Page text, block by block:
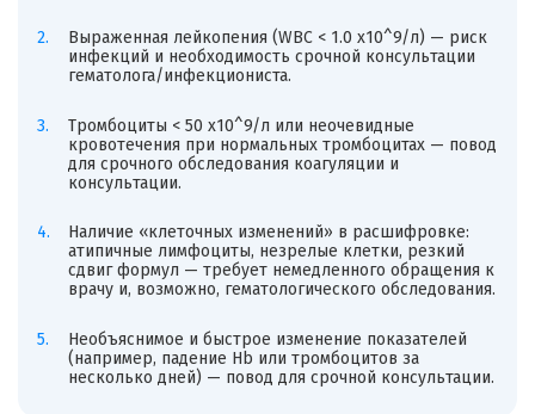
Выраженная лейкопения (WBC < 1.0 x10^9/л) — риск
инфекций и необходимость срочной консультации
гематолога/инфекциониста.
Тромбоциты < 50 x10^9/л или неочевидные
кровотечения при нормальных тромбоцитах — повод
для срочного обследования коагуляции и
консультации.
Наличие «клеточных изменений» в расшифровке:
атипичные лимфоциты, незрелые клетки, резкий
сдвиг формул — требует немедленного обращения к
врачу и, возможно, гематологического обследования.
Необъяснимое и быстрое изменение показателей
(например, падение Hb или тромбоцитов за
несколько дней) — повод для срочной консультации.